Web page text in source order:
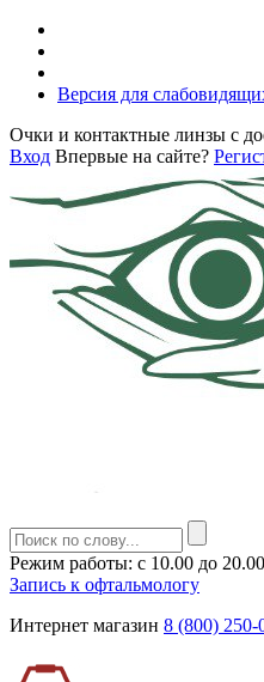
Версия для
Очки и контактные линзы с
Вход Впервые на сайте?
Режим работы: с 10.00 до
Запись к офтальмологу
Интернет магазин 8 (800) 250-